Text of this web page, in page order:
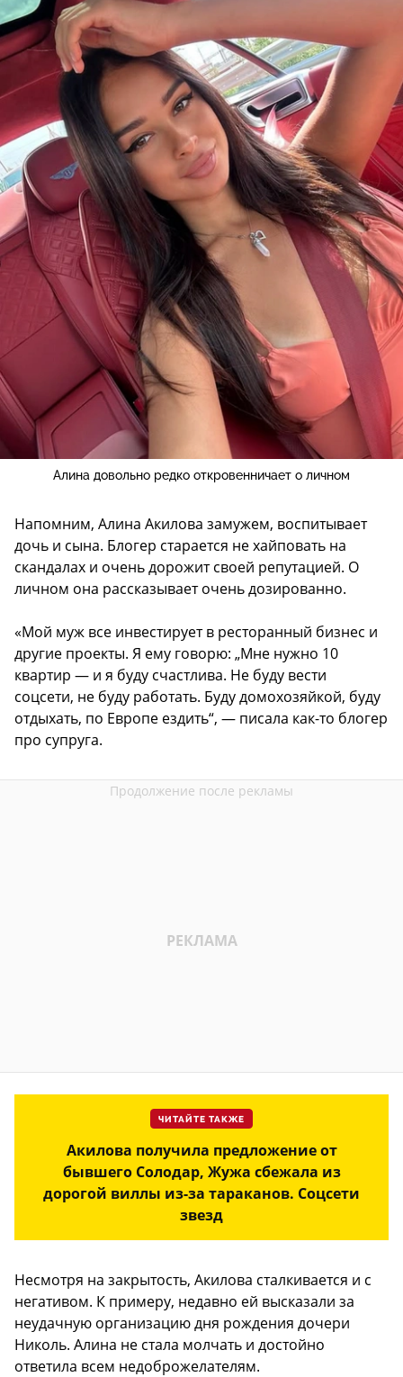
Алина довольно редко откровенничает о личном
Напомним, Алина Акилова замужем, воспитывает
дочь и сына. Блогер старается не хайповать на
скандалах и очень дорожит своей репутацией. О
личном она рассказывает очень дозированно.
«Мой муж все инвестирует в ресторанный бизнес и
другие проекты. Я ему говорю: „Мне нужно 10
квартир — и я буду счастлива. Не буду вести
соцсети, не буду работать. Буду домохозяйкой, буду
отдыхать, по Европе ездить“, — писала как-то блогер
про супруга.
ЧИТАЙТЕ ТАКЖЕ
Акилова получила предложение от
бывшего Солодар, Жужа сбежала из
дорогой виллы из-за тараканов. Соцсети
звезд
Несмотря на закрытость, Акилова сталкивается и с
негативом. К примеру, недавно ей высказали за
неудачную организацию дня рождения дочери
Николь. Алина не стала молчать и достойно
ответила всем недоброжелателям.